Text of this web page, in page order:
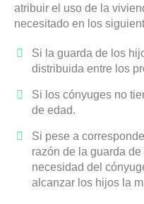
atribuir el uso de la
necesitado en los
Si la guarda de los
distribuida entre los
Si los cónyuges no
de edad.
Si pese a
razón de la guarda
necesidad del
alcanzar los hijos la